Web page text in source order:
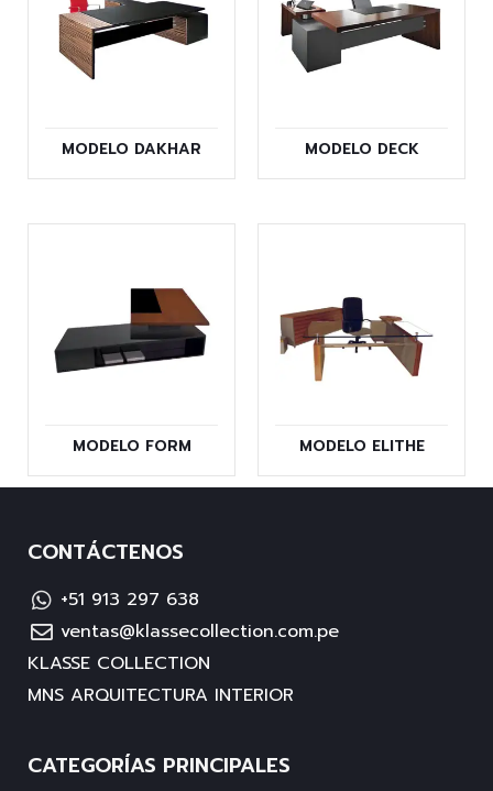
MODELO DAKHAR MODELO DECK
MODELO FORM MODELO ELITHE
CONTÁCTENOS
+51 913 297 638
ventas@klassecollection.com.pe
KLASSE COLLECTION
MNS ARQUITECTURA INTERIOR
CATEGORÍAS PRINCIPALES